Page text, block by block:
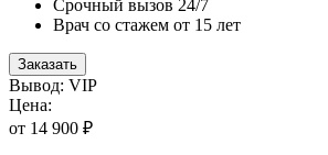
Срочный вызов 24/7
Врач со стажем от 15 лет
Заказать
Вывод: VIP
Цена:
от 14 900 ₽